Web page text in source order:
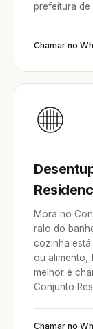
prefeitura de
Chamar no
Mora no
ralo do
cozinha
ou alimento,
melhor é
Conjunto
Chamar no